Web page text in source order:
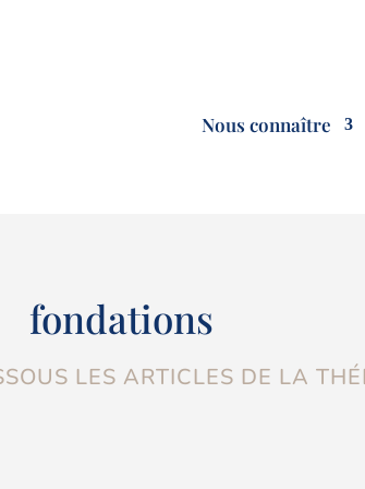
Nous connaître
fondations
LES ARTICLES DE LA